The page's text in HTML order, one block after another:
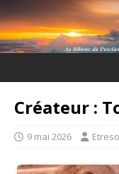
Créateur :
9 mai 2026